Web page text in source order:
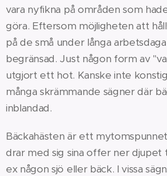
vara nyfikna på områden som
göra. Eftersom möjligheten att
på de små under långa
begränsad. Just någon form av
utgjort ett hot. Kanske inte
många skrämmande sägner där
inblandad.
Bäckahästen är ett
drar med sig sina offer ner djupet
ex någon sjö eller bäck. I vissa